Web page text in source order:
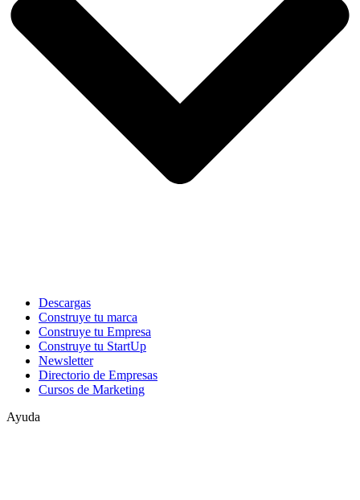
Descargas
Construye tu marca
Construye tu Empresa
Construye tu StartUp
Newsletter
Directorio de Empresas
Cursos de Marketing
Ayuda